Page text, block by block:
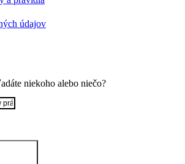
údajov
niekoho alebo niečo?